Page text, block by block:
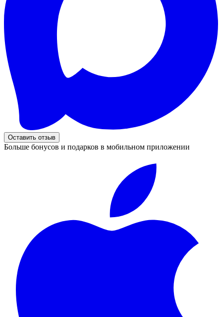
Оставить отзыв
Больше бонусов и подарков в мобильном приложении